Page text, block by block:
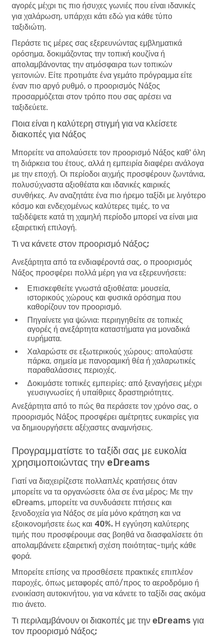
αγορές μέχρι τις πιο ήσυχες γωνιές που είναι ιδανικές
για χαλάρωση, υπάρχει κάτι εδώ για κάθε τύπο
ταξιδιώτη.
Περάστε τις μέρες σας εξερευνώντας εμβληματικά
ορόσημα, δοκιμάζοντας την τοπική κουζίνα ή
απολαμβάνοντας την ατμόσφαιρα των τοπικών
γειτονιών. Είτε προτιμάτε ένα γεμάτο πρόγραμμα είτε
έναν πιο αργό ρυθμό, ο προορισμός Νάξος
προσαρμόζεται στον τρόπο που σας αρέσει να
ταξιδεύετε.
Ποια είναι η καλύτερη στιγμή για να κλείσετε
διακοπές για Νάξος
Μπορείτε να απολαύσετε τον προορισμό Νάξος καθ' όλη
τη διάρκεια του έτους, αλλά η εμπειρία διαφέρει ανάλογα
με την εποχή. Οι περίοδοι αιχμής προσφέρουν ζωντάνια,
πολυσύχναστα αξιοθέατα και ιδανικές καιρικές
συνθήκες. Αν αναζητάτε ένα πιο ήρεμο ταξίδι με λιγότερο
κόσμο και ενδεχομένως καλύτερες τιμές, το να
ταξιδέψετε κατά τη χαμηλή περίοδο μπορεί να είναι μια
εξαιρετική επιλογή.
Τι να κάνετε στον προορισμό Νάξος;
Ανεξάρτητα από τα ενδιαφέροντά σας, ο προορισμός
Νάξος προσφέρει πολλά μέρη για να εξερευνήσετε:
Επισκεφθείτε γνωστά αξιοθέατα: μουσεία,
ιστορικούς χώρους και φυσικά ορόσημα που
καθορίζουν τον προορισμό.
Πηγαίνετε για ψώνια: περιηγηθείτε σε τοπικές
αγορές ή ανεξάρτητα καταστήματα για μοναδικά
ευρήματα.
Χαλαρώστε σε εξωτερικούς χώρους: απολαύστε
πάρκα, σημεία με πανοραμική θέα ή χαλαρωτικές
παραθαλάσσιες περιοχές.
Δοκιμάστε τοπικές εμπειρίες: από ξεναγήσεις μέχρι
γευσιγνωσίες ή υπαίθριες δραστηριότητες.
Ανεξάρτητα από το πώς θα περάσετε τον χρόνο σας, ο
προορισμός Νάξος προσφέρει αμέτρητες ευκαιρίες για
να δημιουργήσετε αξέχαστες αναμνήσεις.
Προγραμματίστε το ταξίδι σας με ευκολία
χρησιμοποιώντας την eDreams
Γιατί να διαχειρίζεστε πολλαπλές κρατήσεις όταν
μπορείτε να τα οργανώσετε όλα σε ένα μέρος; Με την
eDreams, μπορείτε να συνδυάσετε πτήσεις και
ξενοδοχεία για Νάξος σε μία μόνο κράτηση και να
εξοικονομήσετε έως και 40%. Η εγγύηση καλύτερης
τιμής που προσφέρουμε σας βοηθά να διασφαλίσετε ότι
απολαμβάνετε εξαιρετική σχέση ποιότητας-τιμής κάθε
φορά.
Μπορείτε επίσης να προσθέσετε πρακτικές επιπλέον
παροχές, όπως μεταφορές από/προς το αεροδρόμιο ή
ενοικίαση αυτοκινήτου, για να κάνετε το ταξίδι σας ακόμα
πιο άνετο.
Τι περιλαμβάνουν οι διακοπές με την eDreams για
τον προορισμό Νάξος;